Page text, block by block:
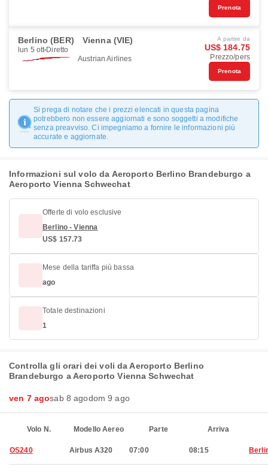
Prenota
Berlino (BER) Vienna (VIE)
lun 5 ott Diretto
Austrian Airlines
A partire da
US$ 184.75
Prezzo/pers
Prenota
Si prega di notare che i prezzi elencati in questa pagina
potrebbero non essere aggiornati e sono soggetti a modifiche
senza preavviso. Ci impegniamo a fornire le informazioni più
accurate e aggiornate.
Informazioni sul volo da Aeroporto Berlino Brandeburgo a
Aeroporto Vienna Schwechat
Offerte di volo esclusive
Berlino - Vienna
US$ 157.73
Mese della tariffa più bassa
ago
Totale destinazioni
1
Controlla gli orari dei voli da Aeroporto Berlino
Brandeburgo a Aeroporto Vienna Schwechat
ven 7 agosab 8 agodom 9 ago
Volo N. Modello Aereo Parte Arriva
OS240 Airbus A320 07:00 08:15